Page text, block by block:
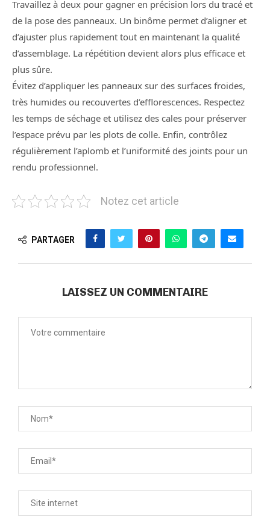
Travaillez à deux pour gagner en précision lors du tracé et
de la pose des panneaux. Un binôme permet d’aligner et
d’ajuster plus rapidement tout en maintenant la qualité
d’assemblage. La répétition devient alors plus efficace et
plus sûre.
Évitez d’appliquer les panneaux sur des surfaces froides,
très humides ou recouvertes d’efflorescences. Respectez
les temps de séchage et utilisez des cales pour préserver
l’espace prévu par les plots de colle. Enfin, contrôlez
régulièrement l’aplomb et l’uniformité des joints pour un
rendu professionnel.
Notez cet article
PARTAGER
LAISSEZ UN COMMENTAIRE